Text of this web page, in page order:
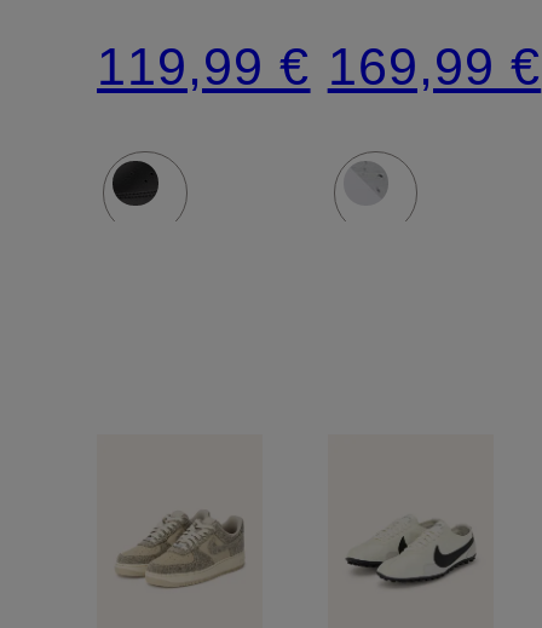
FORCE
1 ’07
119,99 €
MAX
DN
169,99 €